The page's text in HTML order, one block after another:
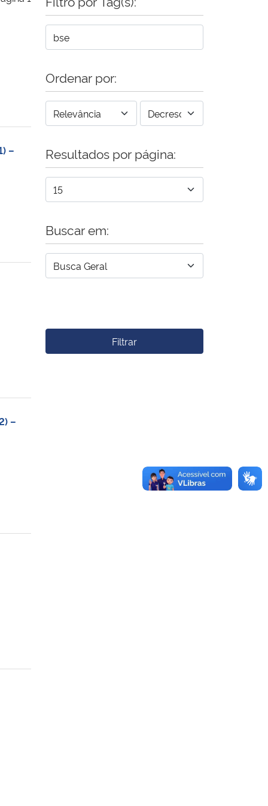
–
–
Ordenar por:
Resultados por página:
Buscar em:
Filtrar